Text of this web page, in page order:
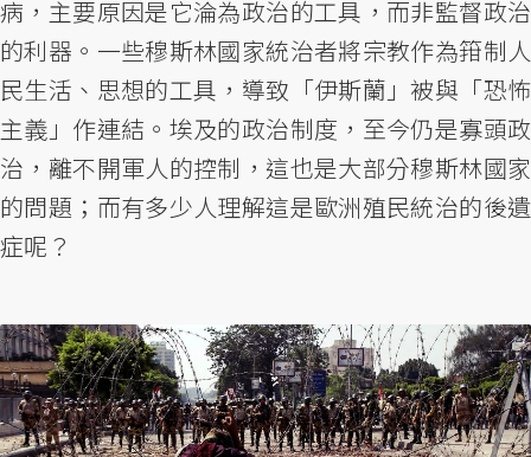
病，主要原因是它淪為政治的工具，而非監督政治
的利器。一些穆斯林國家統治者將宗教作為箝制人
民生活、思想的工具，導致「伊斯蘭」被與「恐怖
主義」作連結。埃及的政治制度，至今仍是寡頭政
治，離不開軍人的控制，這也是大部分穆斯林國家
的問題；而有多少人理解這是歐洲殖民統治的後遺
症呢？